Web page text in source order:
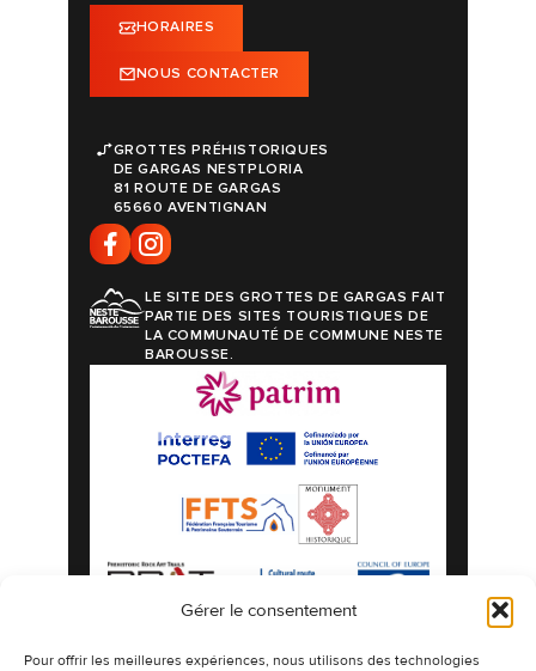
Gérer le consentement
Pour offrir les meilleures expériences, nous utilisons des technologies
HORAIRES
NOUS CONTACTER
GROTTES PRÉHISTORIQUES
DE GARGAS NESTPLORIA
81 ROUTE DE GARGAS
65660 AVENTIGNAN
LE SITE DES GROTTES DE GARGAS FAIT
PARTIE DES SITES TOURISTIQUES DE
LA COMMUNAUTÉ DE COMMUNE NESTE
BAROUSSE.
Mentions légalesPolitique de confidentialité